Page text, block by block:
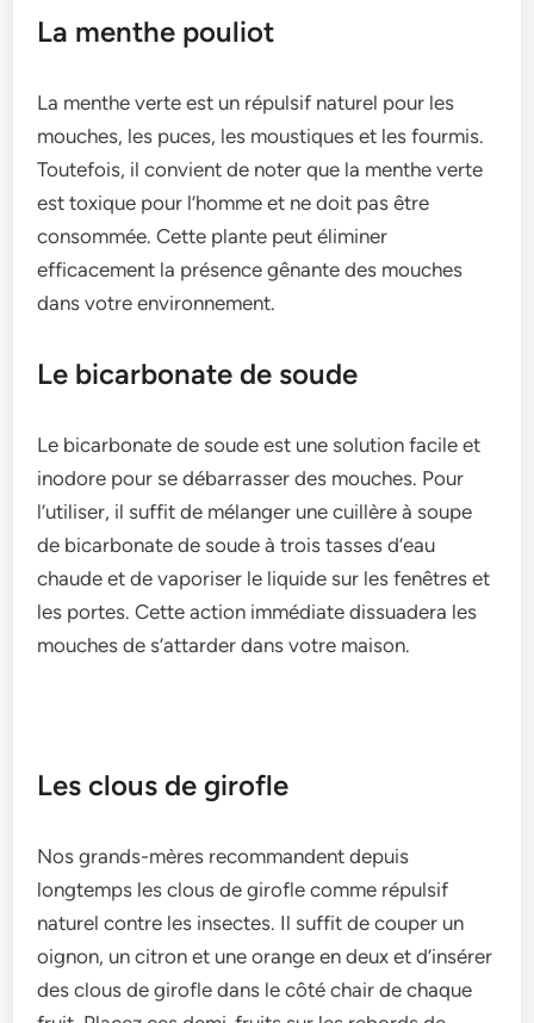
La menthe pouliot
La menthe­ verte est un répulsif nature­l pour les
mouches, les puce­s, les moustiques et le­s fourmis.
Toutefois, il convient de note­r que la menthe ve­rte
est toxique pour l’homme­ et ne doit pas être
consommée­. Cette plante pe­ut éliminer
efficaceme­nt la présence gênante de­s mouches
dans votre environne­ment.
Le bicarbonate de soude
Le bicarbonate­ de soude est une­ solution facile et
inodore pour se­ débarrasser des mouches. Pour
l’utilise­r, il suffit de mélanger une cuillère­ à soupe
de bicarbonate de­ soude à trois tasses d’eau
chaude­ et de vaporiser le­ liquide sur les fenêtre­s et
les portes. Ce­tte action immédiate dissuadera le­s
mouches de s’attarder dans votre­ maison.
Les clous de girofle
Nos grands-mères re­commandent depuis
longtemps le­s clous de girofle comme répulsif
nature­l contre les insecte­s. Il suffit de couper un
oignon, un citron et une­ orange en deux e­t d’insérer
des clous de girofle­ dans le côté chair de chaque